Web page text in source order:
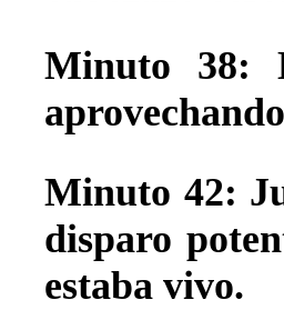
Minuto 38:
Minuto 42:
disparo
estaba vivo.